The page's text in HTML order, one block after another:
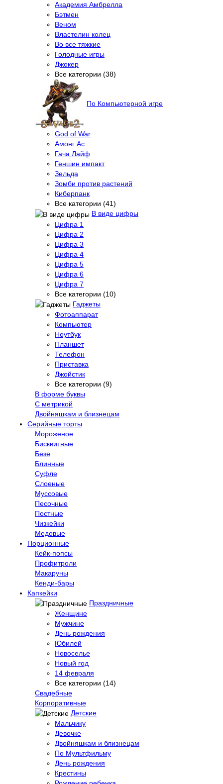
Академия Амбрелла
Бэтмен
Веном
Властелин колец
Во все тяжкие
Голодные игры
Джокер
Все категории (38)
По Компьютерной игре
God of War
Амонг Ас
Гача Лайф
Геншин импакт
Зельда
Зомби против растений
Киберпанк
Все категории (41)
В виде цифры
Цифра 1
Цифра 2
Цифра 3
Цифра 4
Цифра 5
Цифра 6
Цифра 7
Все категории (10)
Гаджеты
Фотоаппарат
Компьютер
Ноутбук
Планшет
Телефон
Приставка
Джойстик
Все категории (9)
В форме буквы
С метрикой
Двойняшкам и близнецам
Серийные торты
Мороженое
Бисквитные
Безе
Блинные
Суфле
Слоеные
Муссовые
Песочные
Постные
Чизкейки
Медовые
Порционные
Кейк-попсы
Профитроли
Макаруны
Кенди-бары
Капкейки
Праздничные
Женщине
Мужчине
День рождения
Юбилей
Новоселье
Новый год
14 февраля
Все категории (14)
Свадебные
Корпоративные
Детские
Мальчику
Девочке
Двойняшкам и близнецам
По Мультфильму
День рождения
Крестины